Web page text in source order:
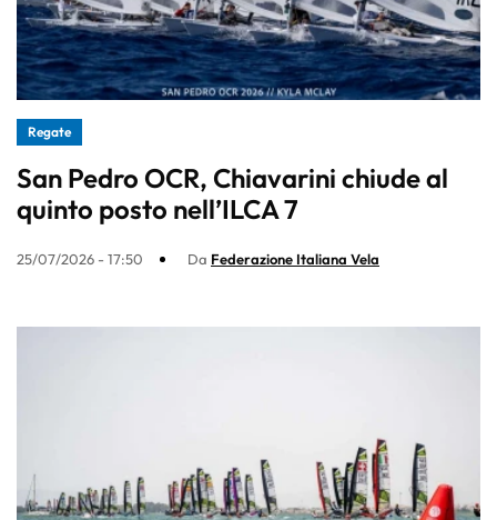
Regate
San Pedro OCR, Chiavarini chiude al
quinto posto nell’ILCA 7
25/07/2026 - 17:50 Da Federazione Italiana Vela